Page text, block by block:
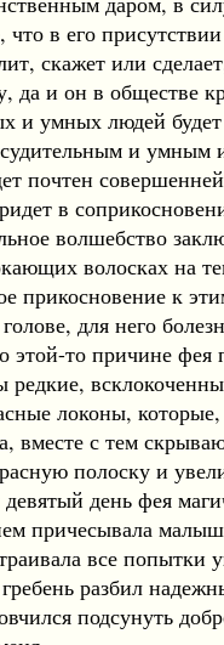
что в его
скажет или
да и он в обществе
и умных людей
и умным
почтен
в
волшебство
волосках на
прикосновение к
для него
этой-то причине фея
редкие,
локоны,
вместе с тем
полоску и
день фея
причесывала
все попытки
разбил
подсунуть